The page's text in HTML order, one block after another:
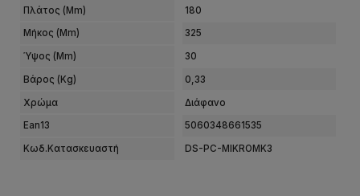
Πλάτος (mm) 180
Μήκος (mm) 325
Ύψος (mm) 30
Βάρος (kg) 0,33
Χρώμα Διάφανο
Ean13 5060348661535
Κωδ.Κατασκευαστή DS-PC-MIKROMK3